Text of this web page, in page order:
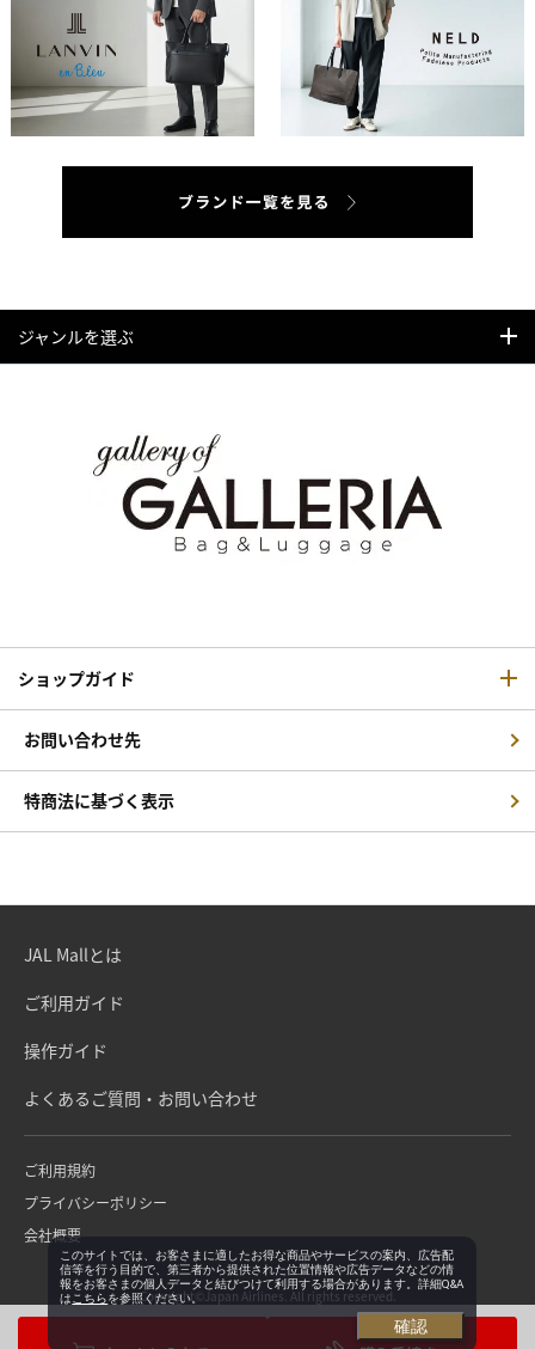
ジャンルを選ぶ
ショップガイド
お問い合わせ先
特商法に基づく表示
JAL Mallとは
ご利用ガイド
操作ガイド
よくあるご質問・お問い合わせ
ご利用規約
プライバシーポリシー
会社概要
Copyright©Japan Airlines. All rights reserved.
このサイトでは、お客さまに適したお得な商品やサービスの案内、広告配
信等を行う目的で、第三者から提供された位置情報や広告データなどの情
報をお客さまの個人データと結びつけて利用する場合があります。詳細Q&A
は こちらを参照ください。
確認